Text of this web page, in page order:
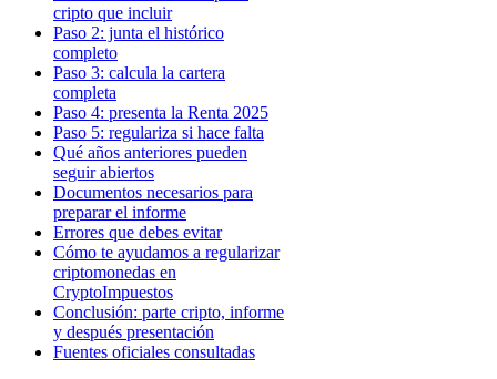
cripto que incluir
Paso 2: junta el histórico
completo
Paso 3: calcula la cartera
completa
Paso 4: presenta la Renta 2025
Paso 5: regulariza si hace falta
Qué años anteriores pueden
seguir abiertos
Documentos necesarios para
preparar el informe
Errores que debes evitar
Cómo te ayudamos a regularizar
criptomonedas en
CryptoImpuestos
Conclusión: parte cripto, informe
y después presentación
Fuentes oficiales consultadas